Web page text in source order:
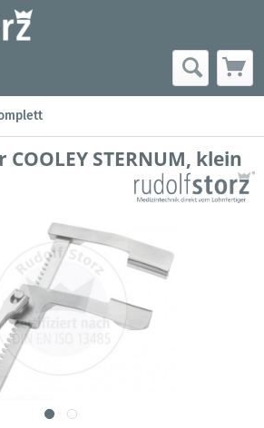
STERNUM, klein